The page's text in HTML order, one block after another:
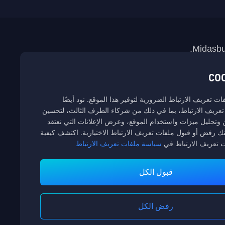
خدمة الزبائن
تعريف الارتباط الضرورية لتوفير هذا الموقع. نود أيضًا
الارتباط، بما في ذلك من شركاء الطرف الثالث، لتحسين
ميزات واستخدام الموقع، وعرض الإعلانات التي نعتقد
رفض أو قبول ملفات تعريف الارتباط الاختيارية. اكتشف كيفية
تعريف الارتباط في سياسة ملفات تعريف الارتباط
قبول الكل
رفض الكل